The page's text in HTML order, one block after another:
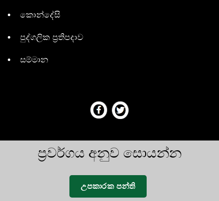
කොන්දේසි
පුද්ගලික ප්‍රතිපදාව
සම්මාන
ප්‍රවර්ගය අනුව සොයන්න
උපකාරක පන්ති